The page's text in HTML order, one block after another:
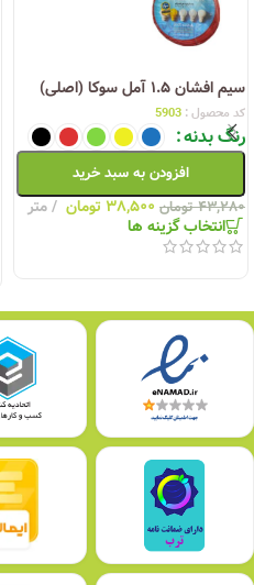
سیم افشان ۱.۵ آمل سوکا (اصلی)
کد محصول : 5903
رنگ بدنه
افزودن به سبد خرید
۴۳,۲۸۰ تومان ۳۸,۵۰۰ تومان متر
انتخاب گزینه ها